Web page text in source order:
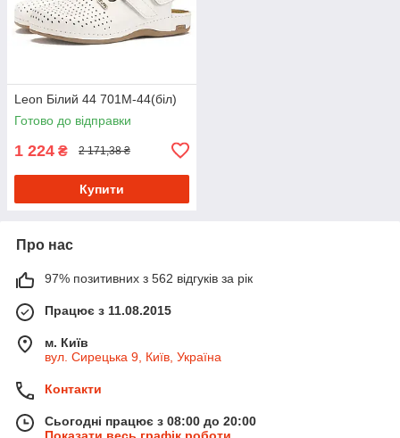
Leon Білий 44 701М-44(біл)
Готово до відправки
1 224 ₴ 2 171,38 ₴
Купити
Про нас
97% позитивних з 562 відгуків за рік
Працює з 11.08.2015
м. Київ
вул. Сирецька 9, Київ, Україна
Контакти
Сьогодні працює з 08:00 до 20:00